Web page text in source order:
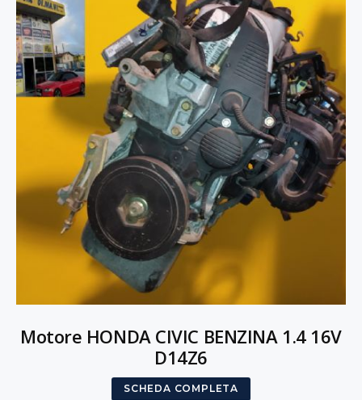
Motore HONDA CIVIC BENZINA 1.4 16V
D14Z6
SCHEDA COMPLETA